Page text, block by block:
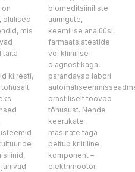
olulised
mis
täita
kiiresti,
biomeditsiiniliste
uuringute,
keemilise analüüsi,
farmaatsiatestide
või kliinilise
diagnostikaga,
parandavad labori
drastiliselt töövoo
tõhusust. Nende
keerukate
masinate taga
peitub kriitiline
komponent – ​​
elektrimootor.